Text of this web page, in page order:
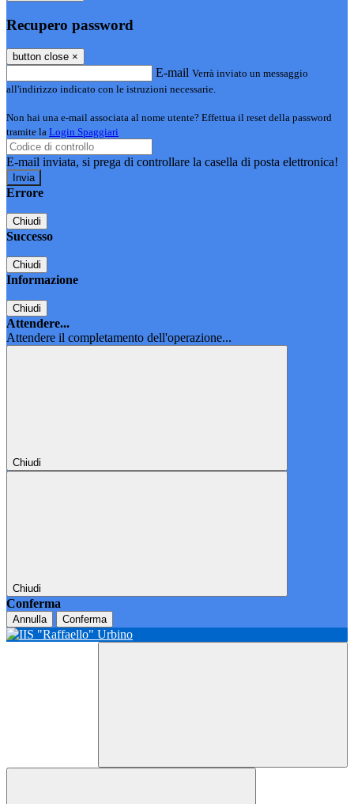
Recupero password
button close ×
E-mail Verrà inviato un messaggio
all'indirizzo indicato con le istruzioni necessarie.
Non hai una e-mail associata al nome utente? Effettua il reset della password
tramite la Login Spaggiari
E-mail inviata, si prega di controllare la casella di posta elettronica!
Errore
Chiudi
Successo
Chiudi
Informazione
Chiudi
Attendere...
Attendere il completamento dell'operazione...
Chiudi
Chiudi
Conferma
Annulla Conferma